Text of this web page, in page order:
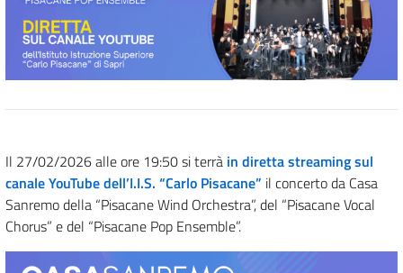
Il 27/02/2026 alle ore 19:50 si terrà in diretta streaming sul
canale YouTube dell’I.I.S. “Carlo Pisacane” il concerto da Casa
Sanremo della “Pisacane Wind Orchestra”, del “Pisacane Vocal
Chorus” e del “Pisacane Pop Ensemble”.